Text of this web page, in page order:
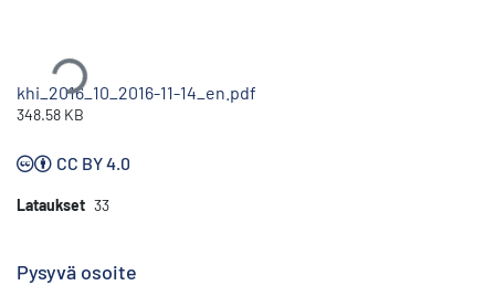
khi_2016_10_2016-11-14_en.pdf
348.58 KB
CC BY 4.0
Lataukset 33
Pysyvä osoite